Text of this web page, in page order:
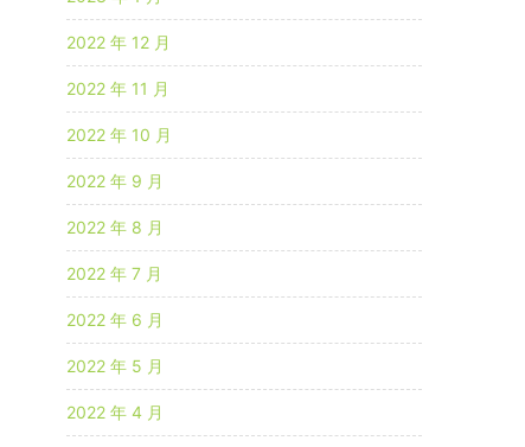
2022 年 12 月
2022 年 11 月
2022 年 10 月
2022 年 9 月
2022 年 8 月
2022 年 7 月
2022 年 6 月
2022 年 5 月
2022 年 4 月